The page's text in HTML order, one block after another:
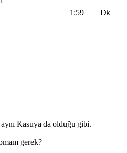
1:59 Dk
Kasuya da olduğu gibi.
gerek?